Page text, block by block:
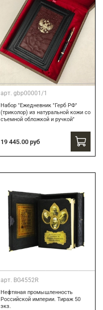
арт. gbp00001/1
Набор "Ежедневник "Герб РФ"
(триколор) из натуральной кожи со
съемной обложкой и ручкой"
19 445.00 руб
арт. BG4552R
Нефтяная промышленность
Российской империи. Тираж 50
экз.